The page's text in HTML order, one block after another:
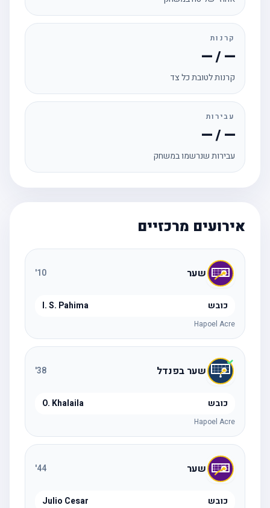
קרנות
— / —
קרנות לטובת כל צד
עבירות
— / —
עבירות שנרשמו במשחק
אירועים מרכזיים
שער 10
'
כובש I. S. Pahima
Hapoel Acre
שער בפנדל 38
'
כובש O. Khalaila
Hapoel Acre
שער 44
'
כובש Julio Cesar